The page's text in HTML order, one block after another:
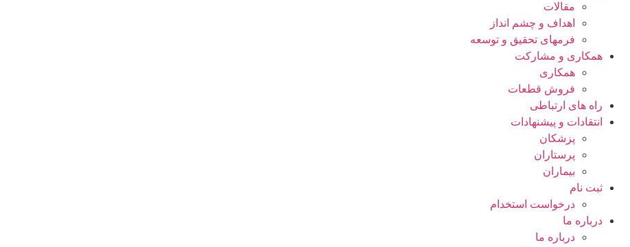
مقالات
اهداف و چشم انداز
فرمهای تحقیق و توسعه
همکاری و مشارکت
همکاری
فروش قطعات
راه های ارتباطی
انتقادات و پيشنهادات
پزشكان
پرستاران
بيماران
ثبت نام
درخواست استخدام
درباره ما
درباره ما